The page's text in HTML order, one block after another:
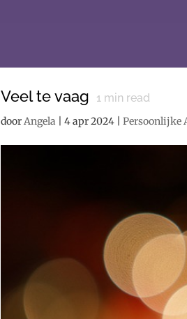
Veel te vaag 1 min read
doorAngela 4 apr 2024 Persoonlijke